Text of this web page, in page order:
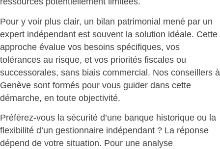
Pour y voir plus clair, un bilan patrimonial mené par un
expert indépendant est souvent la solution idéale. Cette
approche évalue vos besoins spécifiques, vos
tolérances au risque, et vos priorités fiscales ou
successorales, sans biais commercial. Nos conseillers à
Genève sont formés pour vous guider dans cette
démarche, en toute objectivité.
Préférez-vous la sécurité d’une banque historique ou la
flexibilité d’un gestionnaire indépendant ? La réponse
dépend de votre situation. Pour une analyse